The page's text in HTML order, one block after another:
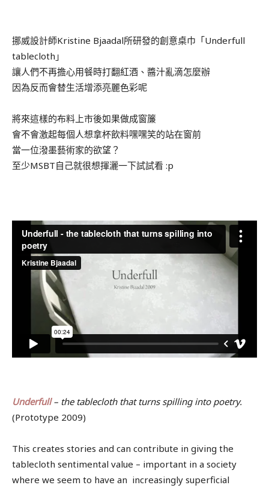
挪威設計師Kristine Bjaadal所研發的創意桌巾「Underfull
tablecloth」
讓人們不再擔心用餐時打翻紅酒、醬汁亂滴怎麼辦
因為反而會替生活增添亮麗色彩呢
將來這樣的布料上市後如果做成窗簾
會不會激起每個人想拿杯飲料嘿嘿笑的站在窗前
當一位潑墨藝術家的欲望？
至少MSBT自己就很想揮灑一下試試看 :p
Underfull– the tablecloth that turns spilling into poetry.
(Prototype 2009)
This creates stories and can contribute in giving the
tablecloth sentimental value – important in a society
where we seem to have an increasingly superficial